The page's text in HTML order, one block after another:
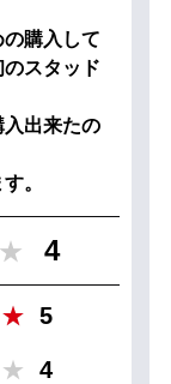
購入して
スタッド
入出来たの
。
4
5
4